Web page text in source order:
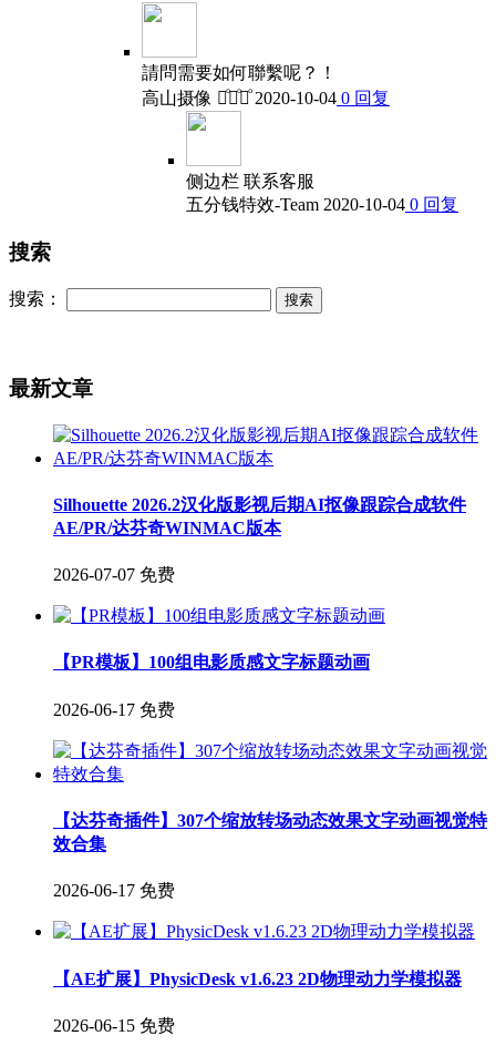
請問需要如何聯繫呢？！
高山摄像 卢ͦ华ͦ杰ͦ2020-10-04 0 回复
侧边栏 联系客服
五分钱特效-Team 2020-10-04 0 回复
搜索
搜索：
最新文章
Silhouette 2026.2汉化版影视后期AI抠像跟踪合成软件
AE/PR/达芬奇WINMAC版本
2026-07-07 免费
【PR模板】100组电影质感文字标题动画
2026-06-17 免费
【达芬奇插件】307个缩放转场动态效果文字动画视觉特
效合集
2026-06-17 免费
【AE扩展】PhysicDesk v1.6.23 2D物理动力学模拟器
2026-06-15 免费